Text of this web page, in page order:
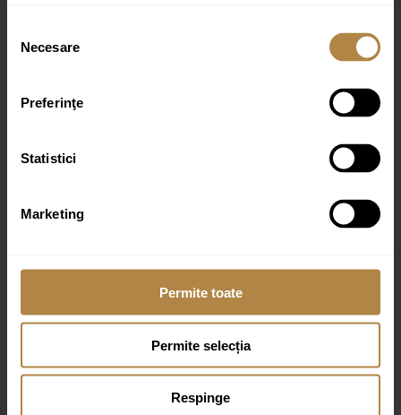
consimțământului
Necesare
Preferinţe
Statistici
Marketing
Permite toate
Permite selecția
Respinge
Produse similare
509,00lei